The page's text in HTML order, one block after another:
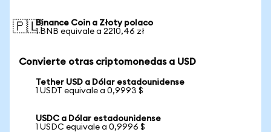
🇵🇱Binance Coin a Złoty polaco
1 BNB equivale a 2210,46 zł
Convierte otras criptomonedas a USD
Tether USD a Dólar estadounidense
1 USDT equivale a 0,9993 $
USDC a Dólar estadounidense
1 USDC equivale a 0,9996 $